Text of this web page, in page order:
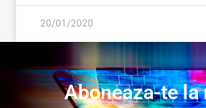
20/01/2020
Aboneaza-te la